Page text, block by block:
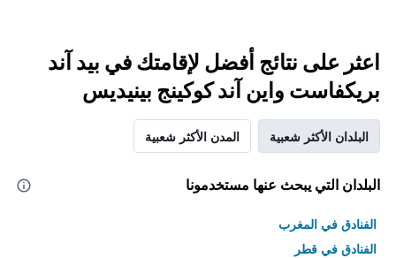
اعثر على نتائج أفضل لإقامتك في بيد آند
بريكفاست واين آند كوكينج بينيديس
البلدان الأكثر شعبية المدن الأكثر شعبية
البلدان التي يبحث عنها مستخدمونا
الفنادق في المغرب
الفنادق في قطر